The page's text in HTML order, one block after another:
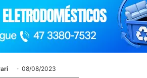
08/08/2023